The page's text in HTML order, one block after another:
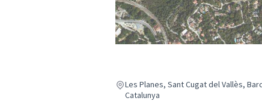
Les Planes, Sant Cugat del Vallès,
Catalunya